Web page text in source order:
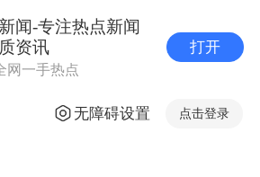
闻-专注热点新闻
资讯
网一手热点
打开
无障碍设置 点击登录